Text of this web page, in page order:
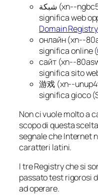
شبكة (xn--ngbc5azd), la parola araba che
significaweb
Domain
онлайн (xn--
significaonline(
сайт (xn--
significa sito
游戏 (xn--
significagioco
Non ci vuole molto a
scopo di questa
segnale che Internet
caratteri latini.
I tre Registry che si
passato test rigorosi
ad operare.